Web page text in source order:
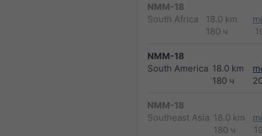
NMM-18
South Africa
18.0 km
180 ч
NMM-18
South America 18.0 km
180 ч
NMM-18
Southeast Asia 18.0 km
180 ч